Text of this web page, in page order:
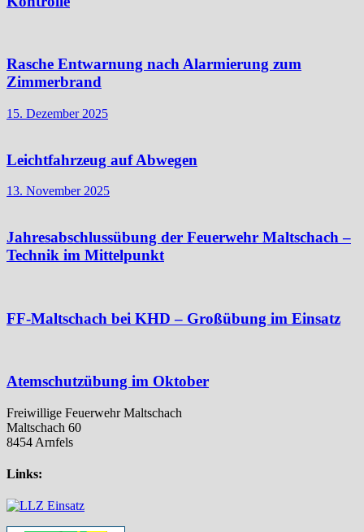
Rasche Entwarnung nach Alarmierung zum
Zimmerbrand
15. Dezember 2025
Leichtfahrzeug auf Abwegen
13. November 2025
Jahresabschlussübung der Feuerwehr Maltschach –
Technik im Mittelpunkt
FF-Maltschach bei KHD – Großübung im Einsatz
Atemschutzübung im Oktober
Freiwillige Feuerwehr Maltschach
Maltschach 60
8454 Arnfels
Links: